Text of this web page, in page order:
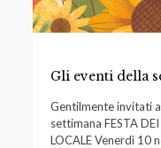
Gli eventi della
Gentilmente invitati
settimana FESTA
LOCALE Venerdì 10